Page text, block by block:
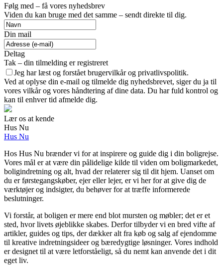
Følg med – få vores nyhedsbrev
Viden du kan bruge med det samme – sendt direkte til dig.
Din mail
Deltag
Tak – din tilmelding er registreret
Jeg har læst og forstået brugervilkår og privatlivspolitik.
Ved at oplyse din e-mail og tilmelde dig nyhedsbrevet, siger du ja til
vores vilkår og vores håndtering af dine data. Du har fuld kontrol og
kan til enhver tid afmelde dig.
Lær os at kende
Hus Nu
Hus Nu
Hos Hus Nu brænder vi for at inspirere og guide dig i din boligrejse.
Vores mål er at være din pålidelige kilde til viden om boligmarkedet,
boligindretning og alt, hvad der relaterer sig til dit hjem. Uanset om
du er førstegangskøber, ejer eller lejer, er vi her for at give dig de
værktøjer og indsigter, du behøver for at træffe informerede
beslutninger.
Vi forstår, at boligen er mere end blot mursten og møbler; det er et
sted, hvor livets øjeblikke skabes. Derfor tilbyder vi en bred vifte af
artikler, guides og tips, der dækker alt fra køb og salg af ejendomme
til kreative indretningsideer og bæredygtige løsninger. Vores indhold
er designet til at være letforståeligt, så du nemt kan anvende det i dit
eget liv.